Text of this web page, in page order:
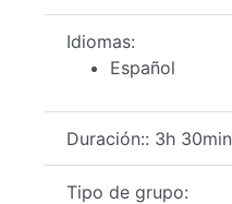
Idiomas:
Español
Duración:: 3h 30min
Tipo de grupo: